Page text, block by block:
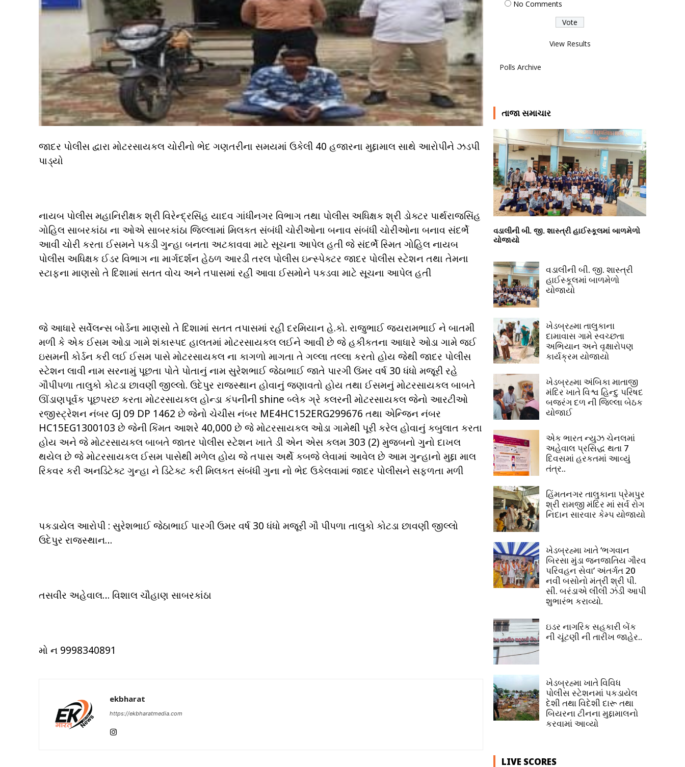
જાદર પોલીસ દ્વારા મોટરસાયકલ ચોરીનો ભેદ ગણતરીના સમયમાં ઉકેલી 40 હજારના મુદ્દામાલ સાથે આરોપીને ઝડપી
પાડ્યો
નાયબ પોલીસ મહાનિરીક્ષક શ્રી વિરેન્દ્રસિંહ યાદવ ગાંધીનગર વિભાગ તથા પોલીસ અધિક્ષક શ્રી ડોક્ટર પાર્થરાજસિંહ
ગોહિલ સાબરકાંઠા ના ઓએ સાબરકાંઠા જિલ્લામાં મિલકત સંબંધી ચોરીઓના બનાવ સંબંધી ચોરીઓના બનાવ સંદર્ભે
આવી ચોરી કરતા ઈસમને પકડી ગુન્હા બનતા અટકાવવા માટે સૂચના આપેલ હતી જે સંદર્ભે સ્મિત ગોહિલ નાયબ
પોલીસ અધિક્ષક ઈડર વિભાગ ના માર્ગદર્શન હેઠળ આરડી તરલ પોલીસ ઇન્સ્પેક્ટર જાદર પોલીસ સ્ટેશન તથા તેમના
સ્ટાફના માણસો તે દિશામાં સતત વોચ અને તપાસમાં રહી આવા ઈસમોને પકડવા માટે સૂચના આપેલ હતી
જે આધારે સર્વેલન્સ બોર્ડના માણસો તે દિશામાં સતત તપાસમાં રહી દરમિયાન હે.કો. રાજુભાઈ જયરામભાઈ ને બાતમી
મળી કે એક ઈસમ ઓડા ગામે શંકાસ્પદ હાલતમાં મોટરસાયકલ લઈને આવી છે જે હકીકતના આધારે ઓડા ગામે જઈ
ઇસમની કોર્ડન કરી લઈ ઈસમ પાસે મોટરસાયકલ ના કાગળો માગતા તે ગલ્લા તલ્લા કરતો હોય જેથી જાદર પોલીસ
સ્ટેશન લાવી નામ સરનામું પૂછતા પોતે પોતાનું નામ સુરેશભાઈ જેઠાભાઈ જાતે પારગી ઉંમર વર્ષ 30 ધંધો મજૂરી રહે
ગૌપીપળા તાલુકો કોટડા છાવણી જીલ્લો. ઉદેપુર રાજસ્થાન હોવાનું જણાવતો હોય તથા ઈસમનું મોટરસાયકલ બાબતે
ઊંડાણપૂર્વક પૂછપરછ કરતા મોટરસાયકલ હોન્ડા કંપનીની shine બ્લેક ગ્રે કલરની મોટરસાયકલ જેનો આરટીઓ
રજીસ્ટ્રેશન નંબર GJ 09 DP 1462 છે જેનો ચેચીસ નંબર ME4HC152ERG299676 તથા એન્જિન નંબર
HC15EG1300103 છે જેની કિંમત આશરે 40,000 છે જે મોટરસાયકલ ઓડા ગામેથી પૂરી કરેલ હોવાનું કબુલાત કરતા
હોય અને જે મોટરસાયકલ બાબતે જાતર પોલીસ સ્ટેશન ખાતે ડી એન એસ કલમ 303 (2) મુજબનો ગુનો દાખલ
થયેલ છે જે મોટરસાયકલ ઈસમ પાસેથી મળેલ હોય જે તપાસ અર્થે કબજે લેવામાં આવેલ છે આમ ગુન્હાનો મુદ્દા માલ
રિકવર કરી અનડિટેક્ટ ગુન્હા ને ડિટેક્ટ કરી મિલકત સંબંધી ગુના નો ભેદ ઉકેલવામાં જાદર પોલીસને સફળતા મળી
પકડાયેલ આરોપી : સુરેશભાઈ જેઠાભાઈ પારગી ઉમર વર્ષ 30 ધંધો મજૂરી ગૌ પીપળા તાલુકો કોટડા છાવણી જીલ્લો
ઉદેપુર રાજસ્થાન…
તસવીર અહેવાલ… વિશાલ ચૌહાણ સાબરકાંઠા
મો ન 9998340891
ekbharat
https://ekbharatmedia.com
No Comments
View Results
Polls Archive
તાજા સમાચાર
વડાલીની બી. જી. શાસ્ત્રી હાઈસ્કૂલમાં બાળમેળો
યોજાયો
વડાલીની બી. જી. શાસ્ત્રી
હાઈસ્કૂલમાં બાળમેળો
યોજાયો
ખેડબ્રહ્મા તાલુકાના
દામાવાસ ગામે સ્વચ્છતા
અભિયાન અને વૃક્ષારોપણ
કાર્યક્રમ યોજાયો
ખેડબ્રહ્મા અંબિકા માતાજી
મંદિર ખાતે વિશ્વ હિન્દુ પરિષદ
બજરંગ દળ ની જિલ્લા બેઠક
યોજાઈ
એક ભારત ન્યુઝ ચેનલમાં
અહેવાલ પ્રસિદ્ધ થતા 7
દિવસમાં હરકતમાં આવ્યું
તંત્ર..
હિંમતનગર તાલુકાના પ્રેમપુર
શ્રી રામજી મંદિર માં સર્વ રોગ
નિદાન સારવાર કેમ્પ યોજાયો
ખેડબ્રહ્મા ખાતે ‘ભગવાન
બિરસા મુંડા જનજાતિય ગૌરવ
પરિવહન સેવા’ અંતર્ગત 20
નવી બસોનો મંત્રી શ્રી પી.
સી. બરંડાએ લીલી ઝંડી આપી
શુભારંભ કરાવ્યો.
ઇડર નાગરિક સહકારી બેંક
ની ચૂંટણી ની તારીખ જાહેર..
ખેડબ્રહ્મા ખાતે વિવિધ
પોલીસ સ્ટેશનમાં પકડાયેલ
દેશી તથા વિદેશી દારૂ તથા
બિયરના ટીનના મુદ્દામાલનો
કરવામાં આવ્યો
LIVE SCORES